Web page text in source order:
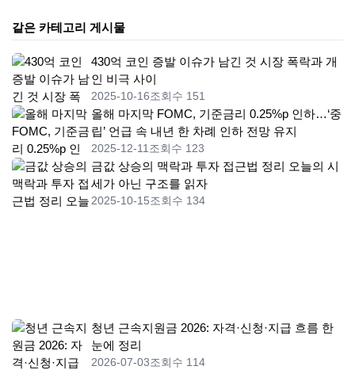
같은 카테고리 게시물
430억 코인 증발 이슈가 남긴 것 시장 폭락과 개
인 비극 사이
2025-10-16조회수 151
올해 마지막 FOMC, 기준금리 0.25%p 인하…‘중
립’ 언급 속 내년 한 차례 인하 전망 유지
2025-12-11조회수 123
금값 상승의 맥락과 투자 접근법 정리 오늘의 시
세가 아닌 구조를 읽자
2025-10-15조회수 134
청년 근속지원금 2026: 자격·신청·지급 흐름 한
눈에 정리
2026-07-03조회수 114